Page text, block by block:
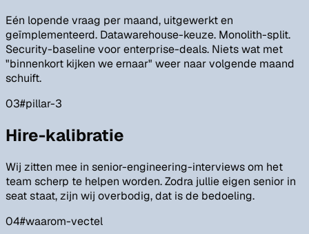
Eén lopende vraag per maand, uitgewerkt en
geïmplementeerd. Datawarehouse-keuze. Monolith-split.
Security-baseline voor enterprise-deals. Niets wat met
"binnenkort kijken we ernaar" weer naar volgende maand
schuift.
03#pillar-3
Hire-kalibratie
Wij zitten mee in senior-engineering-interviews om het
team scherp te helpen worden. Zodra jullie eigen senior in
seat staat, zijn wij overbodig, dat is de bedoeling.
04#waarom-vectel